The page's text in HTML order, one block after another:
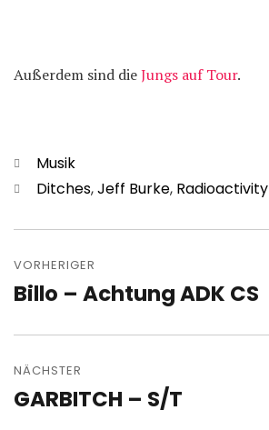
Außerdem sind dieJungs auf Tour.
Kategorien
Musik
Schlagwörter
Ditches,Jeff Burke, Radioactivity
VORHERIGER
Vorheriger
Billo – Achtung ADK CS
NÄCHSTER
Nächster
GARBITCH – S/T